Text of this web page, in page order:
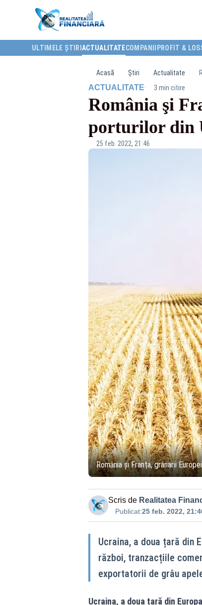
ULTIMELE ȘTIRI ACTUALITATECOMPANII PROFIT &
Acasă Știri Actualitate
ACTUALITATE· 3 min citire
România şi
porturilor din
25 feb. 2022, 21:46
România şi Franţa, grânarii
Scris de Realitatea
Publicat:25 feb. 2022,
Ucraina, a doua țară din
război, tranzacțiile
exportatorii de grâu
Ucraina, a doua țară din